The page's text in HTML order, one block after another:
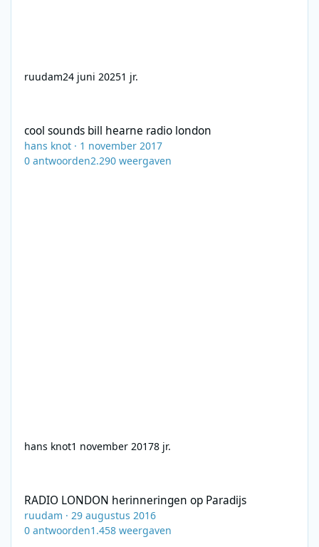
ruudam24 juni 20251 jr.
cool sounds bill hearne radio london
hans knot · 1 november 2017
0 antwoorden2.290 weergaven
hans knot1 november 20178 jr.
RADIO LONDON herinneringen op Paradijs
ruudam ·29 augustus 2016
0 antwoorden1.458 weergaven